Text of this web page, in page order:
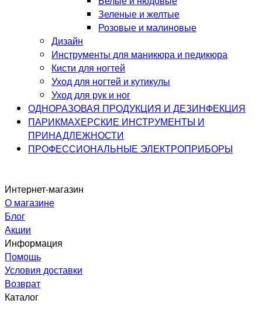
Зеленые и желтые
Розовые и малиновые
Дизайн
Инструменты для маникюра и педикюра
Кисти для ногтей
Уход для ногтей и кутикулы
Уход для рук и ног
ОДНОРАЗОВАЯ ПРОДУКЦИЯ И ДЕЗИНФЕКЦИЯ
ПАРИКМАХЕРСКИЕ ИНСТРУМЕНТЫ И
ПРИНАДЛЕЖНОСТИ
ПРОФЕССИОНАЛЬНЫЕ ЭЛЕКТРОПРИБОРЫ
Интернет-магазин
О магазине
Блог
Акции
Информация
Помощь
Условия доставки
Возврат
Каталог